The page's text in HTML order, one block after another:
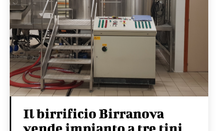
Il birrificio Birranova
vende impianto a tre tini